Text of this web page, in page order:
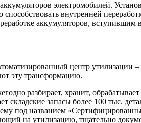
электромобилей.
внутренней
аккумуляторов, вступившим
центр утилизации
эту трансформацию.
разбирает, хранит,
складские запасы более 100 тыс.
под названием
на утилизацию, тщательно